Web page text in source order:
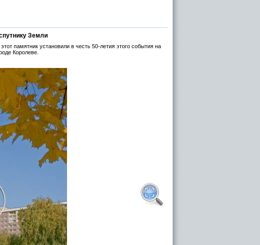
Земли
памятник установили в честь 50-летия этого события на
Королеве.